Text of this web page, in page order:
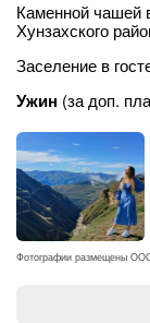
Каменной чашей
Хунзахского
Заселение в
Ужин (за доп.
Фотографии размещены